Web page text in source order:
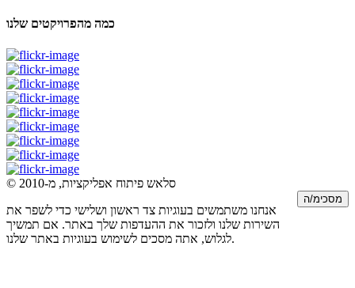
כמה מהפרויקטים שלנו
© סלאש פיתוח אפליקציות, מ-2010
אנחנו משתמשים בעוגיות צד ראשון ושלישי כדי לשפר את
השירות שלנו ולזכור את ההעדפות שלך באתר. אם תמשיך
לגלוש, אתה מסכים לשימוש בעוגיות באתר שלנו.
מסכימ/ה